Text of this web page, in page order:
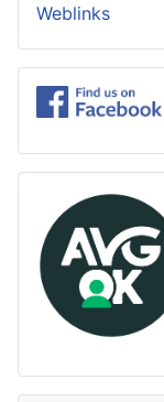
Weblinks